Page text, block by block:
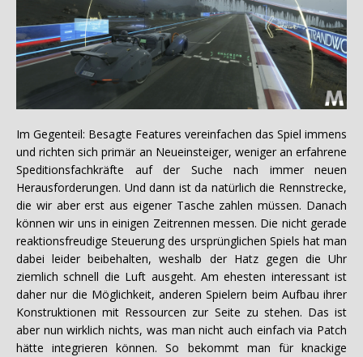
Im Gegenteil: Besagte Features vereinfachen das Spiel immens
und richten sich primär an Neueinsteiger, weniger an erfahrene
Speditionsfachkräfte auf der Suche nach immer neuen
Herausforderungen. Und dann ist da natürlich die Rennstrecke,
die wir aber erst aus eigener Tasche zahlen müssen. Danach
können wir uns in einigen Zeitrennen messen. Die nicht gerade
reaktionsfreudige Steuerung des ursprünglichen Spiels hat man
dabei leider beibehalten, weshalb der Hatz gegen die Uhr
ziemlich schnell die Luft ausgeht. Am ehesten interessant ist
daher nur die Möglichkeit, anderen Spielern beim Aufbau ihrer
Konstruktionen mit Ressourcen zur Seite zu stehen. Das ist
aber nun wirklich nichts, was man nicht auch einfach via Patch
hätte integrieren können. So bekommt man für knackige